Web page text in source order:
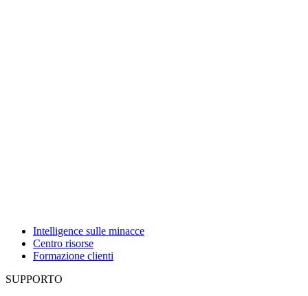
Intelligence sulle minacce
Centro risorse
Formazione clienti
SUPPORTO